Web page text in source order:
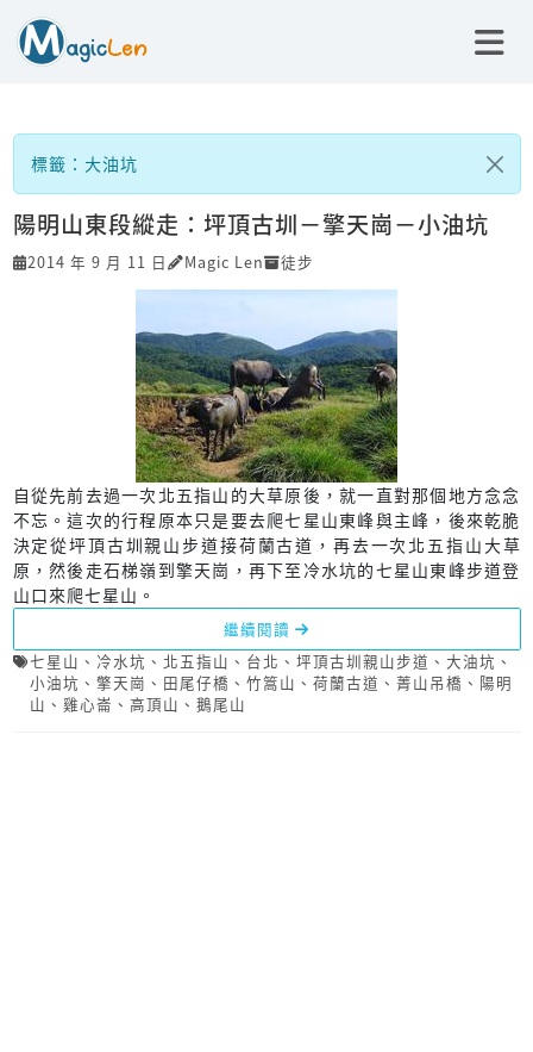
標籤：大油坑
陽明山東段縱走：坪頂古圳－擎天崗－小油坑
2014 年 9 月 11 日 Magic Len 徒步
自從先前去過一次北五指山的大草原後，就一直對那個地方念念
不忘。這次的行程原本只是要去爬七星山東峰與主峰，後來乾脆
決定從坪頂古圳親山步道接荷蘭古道，再去一次北五指山大草
原，然後走石梯嶺到擎天崗，再下至冷水坑的七星山東峰步道登
山口來爬七星山。
繼續閱讀
七星山 、 冷水坑 、 北五指山 、 台北 、 坪頂古圳親山步道 、 大油坑 、
小油坑 、 擎天崗 、 田尾仔橋 、 竹篙山 、 荷蘭古道 、 菁山吊橋 、 陽明
山 、 雞心崙 、 高頂山 、 鵝尾山